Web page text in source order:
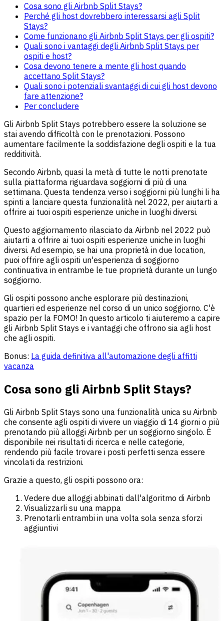
Cosa sono gli Airbnb Split Stays?
Perché gli host dovrebbero interessarsi agli Split
Stays?
Come funzionano gli Airbnb Split Stays per gli ospiti?
Quali sono i vantaggi degli Airbnb Split Stays per
ospiti e host?
Cosa devono tenere a mente gli host quando
accettano Split Stays?
Quali sono i potenziali svantaggi di cui gli host devono
fare attenzione?
Per concludere
Gli Airbnb Split Stays potrebbero essere la soluzione se
stai avendo difficoltà con le prenotazioni. Possono
aumentare facilmente la soddisfazione degli ospiti e la tua
redditività.
Secondo Airbnb, quasi la metà di tutte le notti prenotate
sulla piattaforma riguardava soggiorni di più di una
settimana. Questa tendenza verso i soggiorni più lunghi li ha
spinti a lanciare questa funzionalità nel 2022, per aiutarti a
offrire ai tuoi ospiti esperienze uniche in luoghi diversi.
Questo aggiornamento rilasciato da Airbnb nel 2022 può
aiutarti a offrire ai tuoi ospiti esperienze uniche in luoghi
diversi. Ad esempio, se hai una proprietà in due location,
puoi offrire agli ospiti un'esperienza di soggiorno
continuativa in entrambe le tue proprietà durante un lungo
soggiorno.
Gli ospiti possono anche esplorare più destinazioni,
quartieri ed esperienze nel corso di un unico soggiorno. C'è
spazio per la FOMO! In questo articolo ti aiuteremo a capire
gli Airbnb Split Stays e i vantaggi che offrono sia agli host
che agli ospiti.
Bonus: La guida definitiva all'automazione degli affitti
vacanza
Cosa sono gli Airbnb Split Stays?
Gli Airbnb Split Stays sono una funzionalità unica su Airbnb
che consente agli ospiti di vivere un viaggio di 14 giorni o più
prenotando più alloggi Airbnb per un soggiorno singolo. È
disponibile nei risultati di ricerca e nelle categorie,
rendendo più facile trovare i posti perfetti senza essere
vincolati da restrizioni.
Grazie a questo, gli ospiti possono ora:
Vedere due alloggi abbinati dall'algoritmo di Airbnb
Visualizzarli su una mappa
Prenotarli entrambi in una volta sola senza sforzi
aggiuntivi